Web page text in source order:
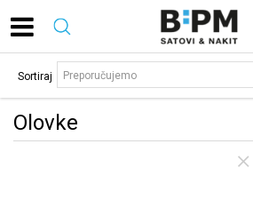
Olovke
Sortiraj